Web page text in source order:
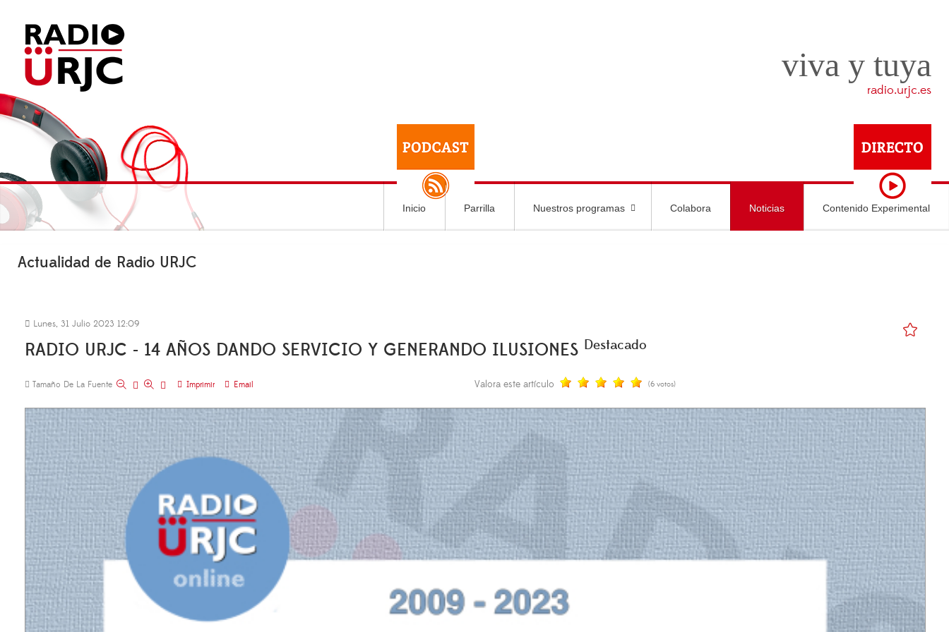
viva y tuya
radio.urjc.es
Inicio Parrilla Nuestros programas Colabora Noticias Contenido Experimental
Actualidad de Radio URJC
Lunes, 31 Julio 2023 12:09
RADIO URJC - 14 AÑOS DANDO SERVICIO Y GENERANDO ILUSIONES Destacado
Tamaño De La Fuente Imprimir Email Valora este artículo (6 votos)